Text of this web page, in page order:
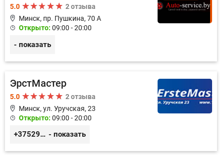
5.0
2 отзыва
Минск, пр. Пушкина, 70 А
Открыто: 09:00 - 20:00
- показать
ЭрстМастер
5.0
2 отзыва
Минск, ул. Уручская, 23
Открыто: 09:00 - 20:00
+375296446495 - показать